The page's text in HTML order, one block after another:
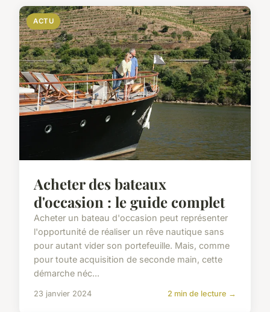
ACTU
Acheter des bateaux
d'occasion : le guide complet
Acheter un bateau d'occasion peut représenter
l'opportunité de réaliser un rêve nautique sans
pour autant vider son portefeuille. Mais, comme
pour toute acquisition de seconde main, cette
démarche néc...
23 janvier 2024 2 min de lecture →